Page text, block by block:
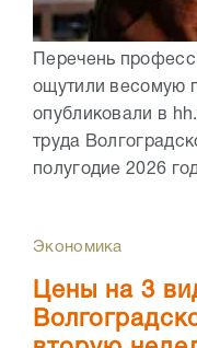
Перечень
ощутили весомую
опубликовали в
труда
полугодие 2026
Экономика
Цены на 3